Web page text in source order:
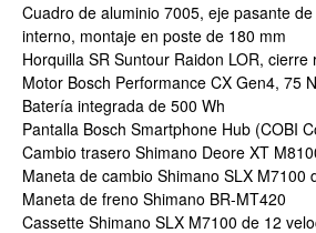
Cuadro de aluminio 7005, eje pasante
interno, montaje en poste de 180 mm
Horquilla SR Suntour Raidon LOR,
Motor Bosch Performance CX Gen4, 75
Batería integrada de 500 Wh
Pantalla Bosch Smartphone Hub (COBI
Cambio trasero Shimano Deore XT
Maneta de cambio Shimano SLX M7100
Maneta de freno Shimano BR-MT420
Cassette Shimano SLX M7100 de 12